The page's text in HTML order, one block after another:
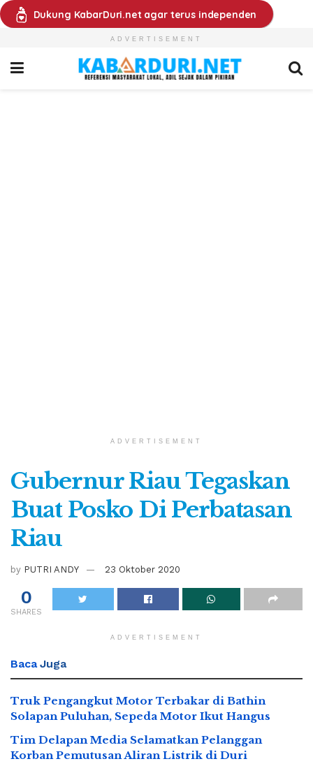
Dukung KabarDuri.net agar terus independen
ADVERTISEMENT
ADVERTISEMENT
Gubernur Riau Tegaskan
Buat Posko Di Perbatasan
Riau
by PUTRI ANDY 23 Oktober 2020
0
SHARES
ADVERTISEMENT
Baca Juga
Truk Pengangkut Motor Terbakar di Bathin
Solapan Puluhan, Sepeda Motor Ikut Hangus
Tim Delapan Media Selamatkan Pelanggan
Korban Pemutusan Aliran Listrik di Duri